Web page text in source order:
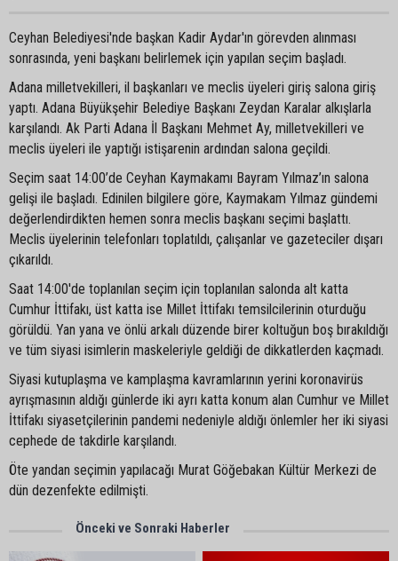
Ceyhan Belediyesi'nde başkan Kadir Aydar'ın görevden alınması
sonrasında, yeni başkanı belirlemek için yapılan seçim başladı.
Adana milletvekilleri, il başkanları ve meclis üyeleri giriş salona giriş
yaptı. Adana Büyükşehir Belediye Başkanı Zeydan Karalar alkışlarla
karşılandı. Ak Parti Adana İl Başkanı Mehmet Ay, milletvekilleri ve
meclis üyeleri ile yaptığı istişarenin ardından salona geçildi.
Seçim saat 14:00’de Ceyhan Kaymakamı Bayram Yılmaz’ın salona
gelişi ile başladı. Edinilen bilgilere göre, Kaymakam Yılmaz gündemi
değerlendirdikten hemen sonra meclis başkanı seçimi başlattı.
Meclis üyelerinin telefonları toplatıldı, çalışanlar ve gazeteciler dışarı
çıkarıldı.
Saat 14:00'de toplanılan seçim için toplanılan salonda alt katta
Cumhur İttifakı, üst katta ise Millet İttifakı temsilcilerinin oturduğu
görüldü. Yan yana ve önlü arkalı düzende birer koltuğun boş bırakıldığı
ve tüm siyasi isimlerin maskeleriyle geldiği de dikkatlerden kaçmadı.
Siyasi kutuplaşma ve kamplaşma kavramlarının yerini koronavirüs
ayrışmasının aldığı günlerde iki ayrı katta konum alan Cumhur ve Millet
İttifakı siyasetçilerinin pandemi nedeniyle aldığı önlemler her iki siyasi
cephede de takdirle karşılandı.
Öte yandan seçimin yapılacağı Murat Göğebakan Kültür Merkezi de
dün dezenfekte edilmişti.
Önceki ve Sonraki Haberler